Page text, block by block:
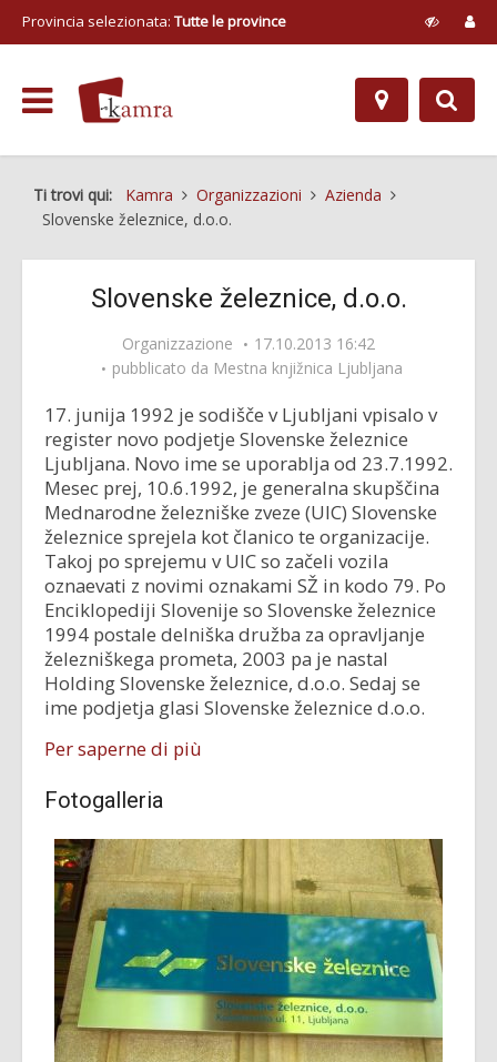
Provincia selezionata: Tutte le province
Ti trovi qui: Kamra Organizzazioni
Azienda
Slovenske železnice, d.o.o.
Slovenske železnice, d.o.o.
Organizzazione
17.10.2013 16:42
pubblicato da Mestna knjižnica Ljubljana
17. junija 1992 je sodišče v Ljubljani vpisalo v
register novo podjetje Slovenske železnice
Ljubljana. Novo ime se uporablja od 23.7.1992.
Mesec prej, 10.6.1992, je generalna skupščina
Mednarodne železniške zveze (UIC) Slovenske
železnice sprejela kot članico te organizacije.
Takoj po sprejemu v UIC so začeli vozila
oznaevati z novimi oznakami SŽ in kodo 79. Po
Enciklopediji Slovenije so Slovenske železnice
1994 postale delniška družba za opravljanje
železniškega prometa, 2003 pa je nastal
Holding Slovenske železnice, d.o.o. Sedaj se
ime podjetja glasi Slovenske železnice d.o.o.
Per saperne di più
Fotogalleria